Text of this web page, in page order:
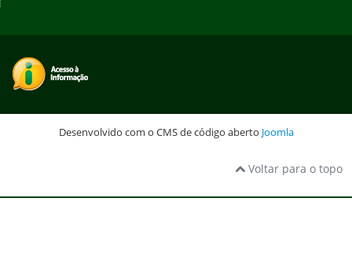
Desenvolvido com o CMS de código aberto Joomla
Voltar para o topo